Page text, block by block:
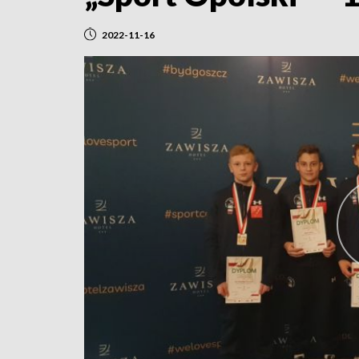
2022-11-16